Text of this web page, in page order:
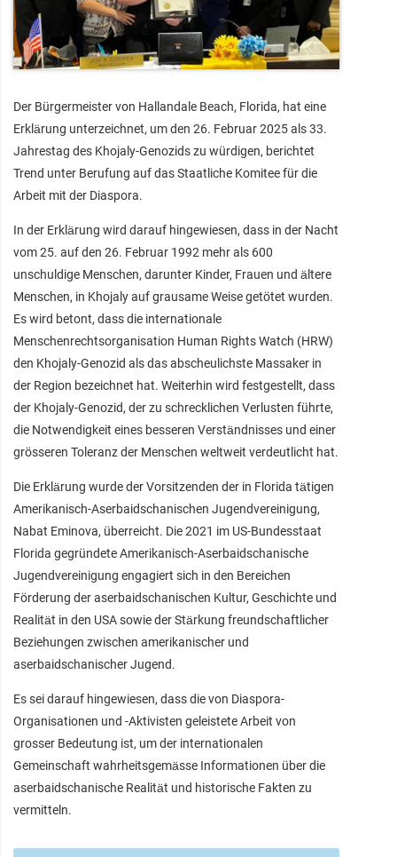
Der Bürgermeister von Hallandale Beach, Florida, hat eine
Erklärung unterzeichnet, um den 26. Februar 2025 als 33.
Jahrestag des Khojaly-Genozids zu würdigen, berichtet
Trend unter Berufung auf das Staatliche Komitee für die
Arbeit mit der Diaspora.
In der Erklärung wird darauf hingewiesen, dass in der Nacht
vom 25. auf den 26. Februar 1992 mehr als 600
unschuldige Menschen, darunter Kinder, Frauen und ältere
Menschen, in Khojaly auf grausame Weise getötet wurden.
Es wird betont, dass die internationale
Menschenrechtsorganisation Human Rights Watch (HRW)
den Khojaly-Genozid als das abscheulichste Massaker in
der Region bezeichnet hat. Weiterhin wird festgestellt, dass
der Khojaly-Genozid, der zu schrecklichen Verlusten führte,
die Notwendigkeit eines besseren Verständnisses und einer
grösseren Toleranz der Menschen weltweit verdeutlicht hat.
Die Erklärung wurde der Vorsitzenden der in Florida tätigen
Amerikanisch-Aserbaidschanischen Jugendvereinigung,
Nabat Eminova, überreicht. Die 2021 im US-Bundesstaat
Florida gegründete Amerikanisch-Aserbaidschanische
Jugendvereinigung engagiert sich in den Bereichen
Förderung der aserbaidschanischen Kultur, Geschichte und
Realität in den USA sowie der Stärkung freundschaftlicher
Beziehungen zwischen amerikanischer und
aserbaidschanischer Jugend.
Es sei darauf hingewiesen, dass die von Diaspora-
Organisationen und -Aktivisten geleistete Arbeit von
grosser Bedeutung ist, um der internationalen
Gemeinschaft wahrheitsgemässe Informationen über die
aserbaidschanische Realität und historische Fakten zu
vermitteln.